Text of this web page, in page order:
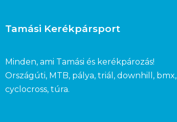
Tamási Kerékpársport
Minden, ami Tamási és kerékpározás!
Országúti, MTB, pálya, triál, downhill, bmx,
cyclocross, túra.